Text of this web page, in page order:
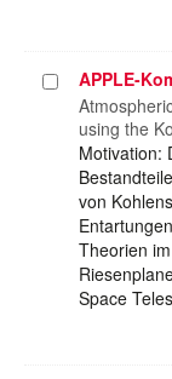
Projekt
auswählen
APPLE-
using the
Motivation:
von
Theorien
Space